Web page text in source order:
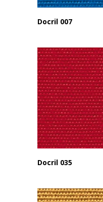
Docril 007
Docril 035